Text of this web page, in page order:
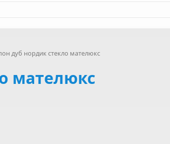
дуб нордик стекло мателюкс
мателюкс